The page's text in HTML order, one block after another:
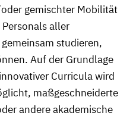
gemischter Mobilität
aller
studieren,
Auf der Grundlage
Curricula wird
maßgeschneiderte
andere akademische